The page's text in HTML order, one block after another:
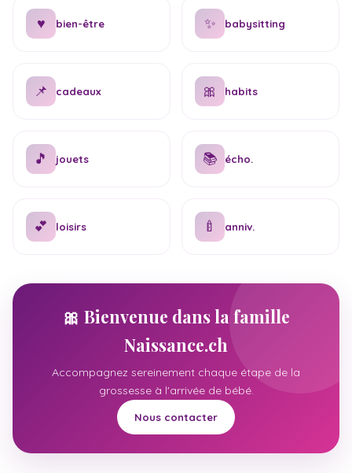
♥ bien-être ✨ babysitting
📌 cadeaux 🎀 habits
🎵 jouets 📚 écho.
💕 loisirs 🍼 anniv.
🎀 Bienvenue dans la famille
Naissance.ch
Accompagnez sereinement chaque étape de la
grossesse à l'arrivée de bébé.
Nous contacter